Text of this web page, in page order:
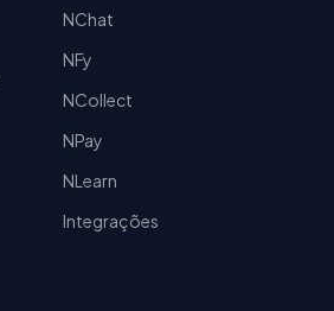
NChat
NFy
NCollect
NPay
NLearn
Integrações